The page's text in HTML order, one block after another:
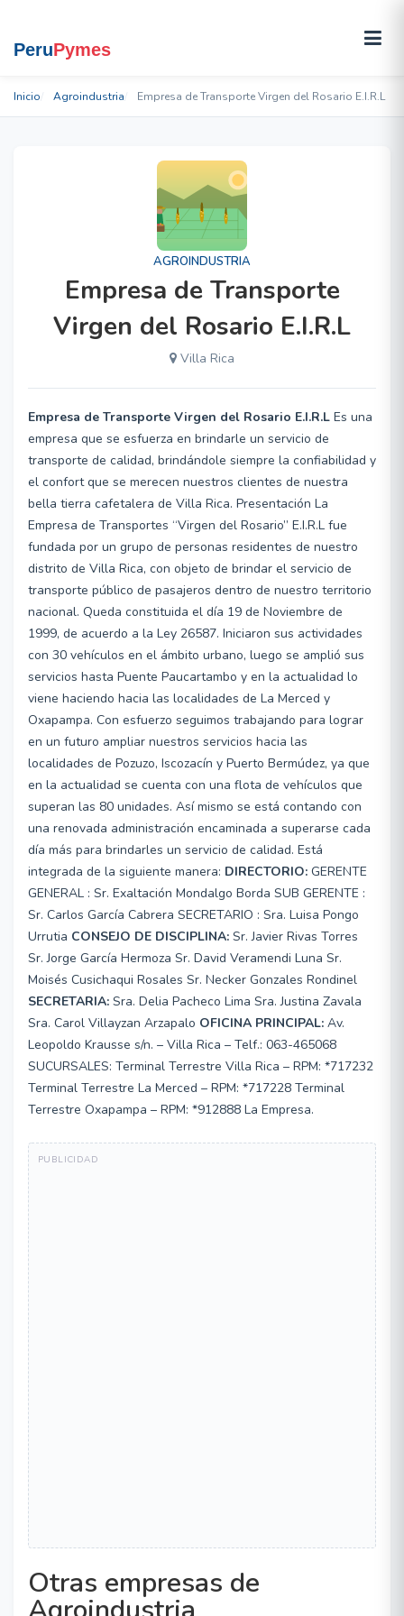
Inicio Agroindustria Empresa de Transporte Virgen del Rosario E.I.R.L
AGROINDUSTRIA
Empresa de Transporte
Virgen del Rosario E.I.R.L
Villa Rica
Empresa de Transporte Virgen del Rosario E.I.R.L Es una
empresa que se esfuerza en brindarle un servicio de
transporte de calidad, brindándole siempre la confiabilidad y
el confort que se merecen nuestros clientes de nuestra
bella tierra cafetalera de Villa Rica. Presentación La
Empresa de Transportes “Virgen del Rosario” E.I.R.L fue
fundada por un grupo de personas residentes de nuestro
distrito de Villa Rica, con objeto de brindar el servicio de
transporte público de pasajeros dentro de nuestro territorio
nacional. Queda constituida el día 19 de Noviembre de
1999, de acuerdo a la Ley 26587. Iniciaron sus actividades
con 30 vehículos en el ámbito urbano, luego se amplió sus
servicios hasta Puente Paucartambo y en la actualidad lo
viene haciendo hacia las localidades de La Merced y
Oxapampa. Con esfuerzo seguimos trabajando para lograr
en un futuro ampliar nuestros servicios hacia las
localidades de Pozuzo, Iscozacín y Puerto Bermúdez, ya que
en la actualidad se cuenta con una flota de vehículos que
superan las 80 unidades. Así mismo se está contando con
una renovada administración encaminada a superarse cada
día más para brindarles un servicio de calidad. Está
integrada de la siguiente manera: DIRECTORIO: GERENTE
GENERAL : Sr. Exaltación Mondalgo Borda SUB GERENTE :
Sr. Carlos García Cabrera SECRETARIO : Sra. Luisa Pongo
Urrutia CONSEJO DE DISCIPLINA: Sr. Javier Rivas Torres
Sr. Jorge García Hermoza Sr. David Veramendi Luna Sr.
Moisés Cusichaqui Rosales Sr. Necker Gonzales Rondinel
SECRETARIA: Sra. Delia Pacheco Lima Sra. Justina Zavala
Sra. Carol Villayzan Arzapalo OFICINA PRINCIPAL: Av.
Leopoldo Krausse s/n. – Villa Rica – Telf.: 063-465068
SUCURSALES: Terminal Terrestre Villa Rica – RPM: *717232
Terminal Terrestre La Merced – RPM: *717228 Terminal
Terrestre Oxapampa – RPM: *912888 La Empresa.
Otras empresas de